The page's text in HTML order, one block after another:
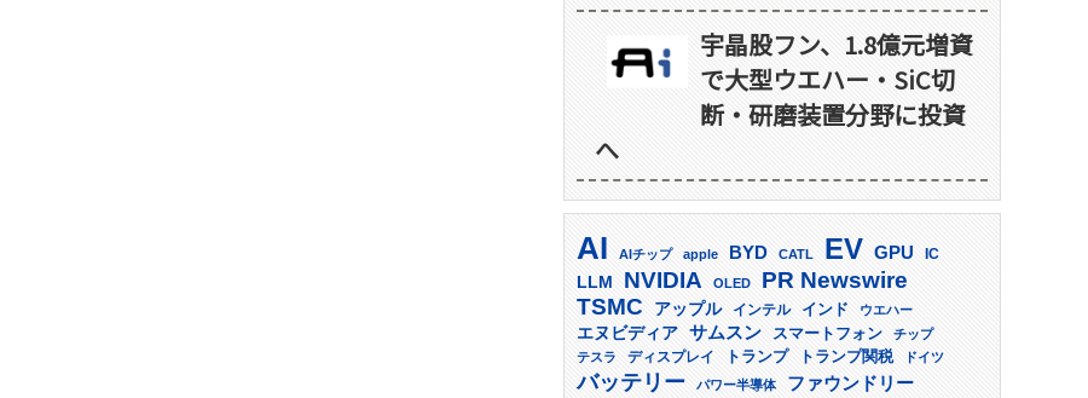
宇晶股フン、1.8億元増資
で大型ウエハー・SiC切
断・研磨装置分野に投資
へ
AI AIチップ apple BYD CATL EV GPU IC
LLM NVIDIA OLED PR Newswire
TSMC アップル インテル インド ウエハー
エヌビディア サムスン スマートフォン
チップ
テスラ
ディスプレイ トランプ トランプ関税 ドイツ
バッテリー パワー半導体 ファウンドリー